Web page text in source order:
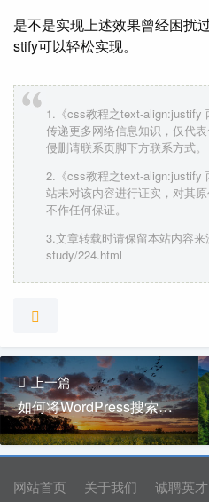
是不是实现上述效果曾经困扰
stify可以轻松实现。
1.《css教程之text-align:justify
传递更多网络信息知识，仅代
侵删请联系页脚下方联系方式。
2.《css教程之text-align:justify
站未对该内容进行证实，对其
不作任何保证。
3.文章转载时请保留本站内容
study/224.html
上一篇
如何将WordPress搜索结果的URL做伪静态处理
网站首页 关于我们 诚聘英才